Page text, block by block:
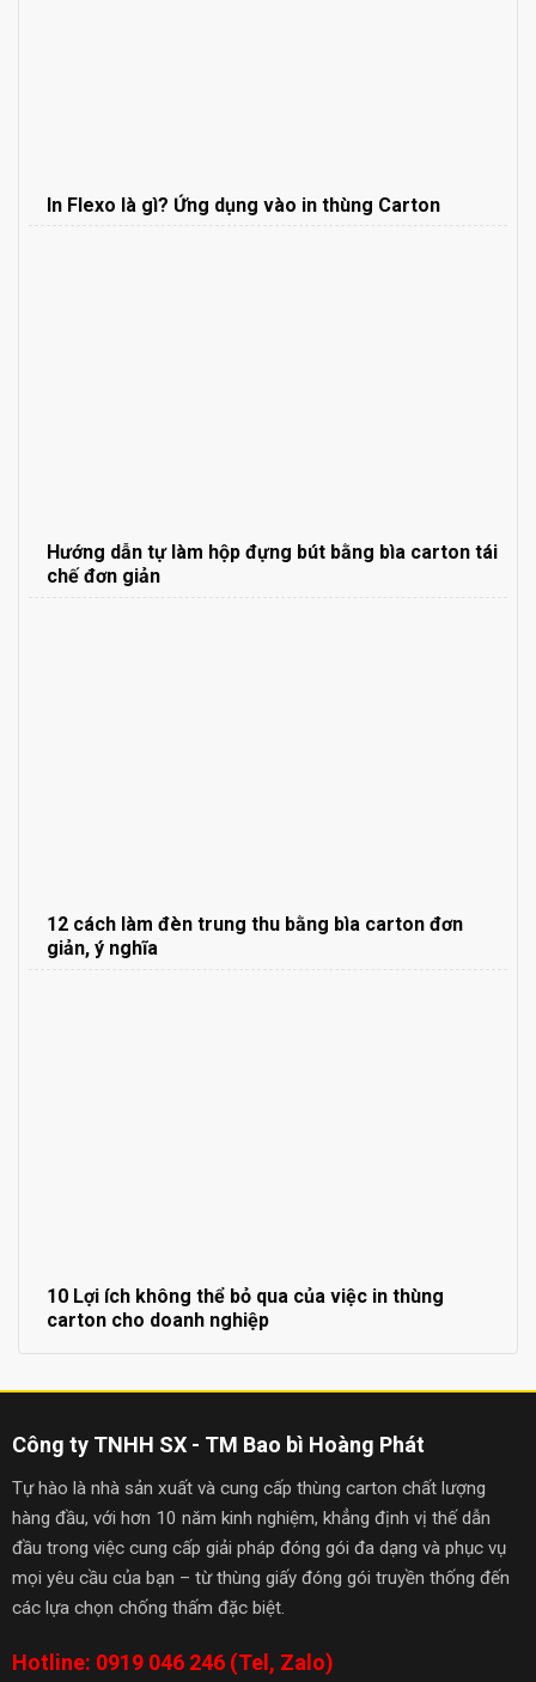
In Flexo là gì? Ứng dụng vào in thùng Carton
Hướng dẫn tự làm hộp đựng bút bằng bìa carton tái
chế đơn giản
12 cách làm đèn trung thu bằng bìa carton đơn
giản, ý nghĩa
10 Lợi ích không thể bỏ qua của việc in thùng
carton cho doanh nghiệp
Công ty TNHH SX - TM Bao bì Hoàng Phát
Tự hào là nhà sản xuất và cung cấp thùng carton chất lượng
hàng đầu, với hơn 10 năm kinh nghiệm, khẳng định vị thế dẫn
đầu trong việc cung cấp giải pháp đóng gói đa dạng và phục vụ
mọi yêu cầu của bạn – từ thùng giấy đóng gói truyền thống đến
các lựa chọn chống thấm đặc biệt.
Hotline: 0919 046 246 (Tel, Zalo)